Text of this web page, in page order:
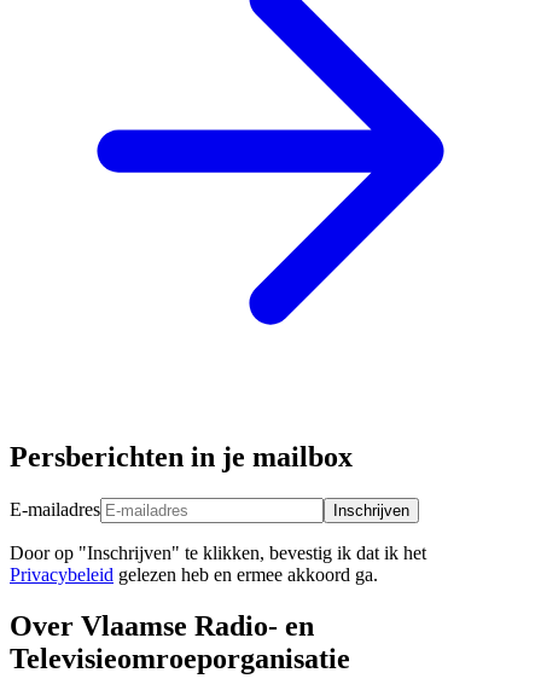
Persberichten in je mailbox
E-mailadres Inschrijven
Door op "Inschrijven" te klikken, bevestig ik dat ik het
Privacybeleid gelezen heb en ermee akkoord ga.
Over Vlaamse Radio- en
Televisieomroeporganisatie